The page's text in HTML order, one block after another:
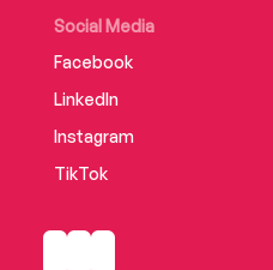
Social Media
Facebook
LinkedIn
Instagram
TikTok